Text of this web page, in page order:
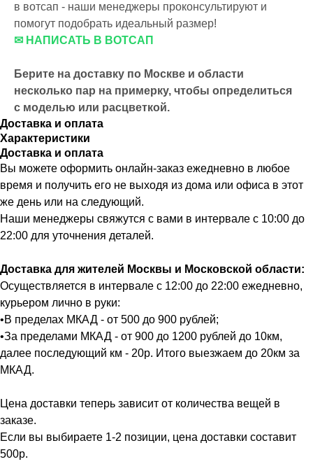
в вотсап - наши менеджеры проконсультируют и
помогут подобрать идеальный размер!
✉ НАПИСАТЬ В ВОТСАП
Берите на доставку по Москве и области
несколько пар на примерку, чтобы определиться
с моделью или расцветкой.
Доставка и оплата
Характеристики
Доставка и оплата
Вы можете оформить онлайн-заказ ежедневно в любое
время и получить его не выходя из дома или офиса в этот
же день или на следующий.
Наши менеджеры свяжутся с вами в интервале с 10:00 до
22:00 для уточнения деталей.
Доставка для жителей Москвы и Московской области:
Осуществляется в интервале с 12:00 до 22:00 ежедневно,
курьером лично в руки:
•В пределах МКАД - от 500 до 900 рублей;
•За пределами МКАД - от 900 до 1200 рублей до 10км,
далее последующий км - 20р. Итого выезжаем до 20км за
МКАД.
Цена доставки теперь зависит от количества вещей в
заказе.
Если вы выбираете 1-2 позиции, цена доставки составит
500р.